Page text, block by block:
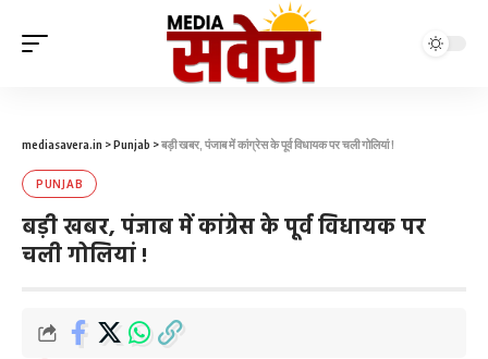
mediasavera.in >Punjab >बड़ी खबर, पंजाब में कांग्रेस के पूर्व विधायक पर चली गोलियां !
PUNJAB
बड़ी खबर, पंजाब में कांग्रेस के पूर्व विधायक पर
चली गोलियां !